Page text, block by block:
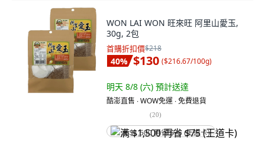
WON LAI WON 旺來旺 阿里山愛玉,
30g, 2包
首購折扣價$218
40% $130 ($216.67/100g)
明天 8/8 (六) 預計送達
酷澎直售 ∙ WOW免運 ∙ 免費退貨
(20)
满 $1,500 再省 $75 (王道卡)